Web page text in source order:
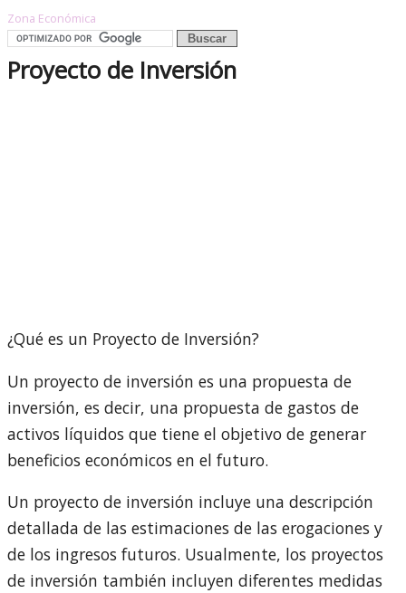
Zona Económica
Proyecto de Inversión
¿Qué es un Proyecto de Inversión?
Un proyecto de inversión es una propuesta de
inversión, es decir, una propuesta de gastos de
activos líquidos que tiene el objetivo de generar
beneficios económicos en el futuro.
Un proyecto de inversión incluye una descripción
detallada de las estimaciones de las erogaciones y
de los ingresos futuros. Usualmente, los proyectos
de inversión también incluyen diferentes medidas